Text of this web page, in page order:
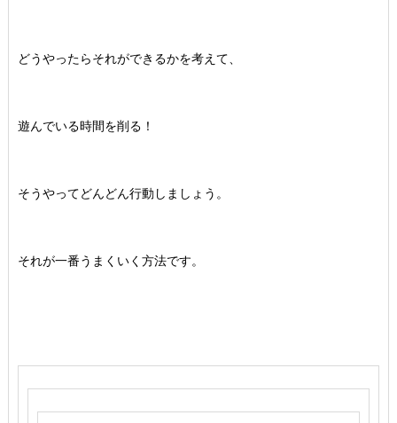
どうやったらそれができるかを考えて、
遊んでいる時間を削る！
そうやってどんどん行動しましょう。
それが一番うまくいく方法です。